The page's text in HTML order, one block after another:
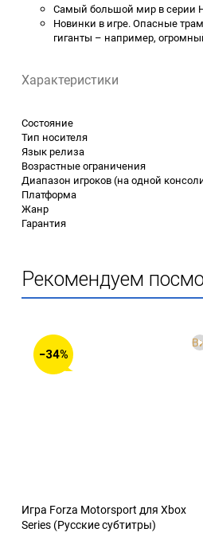
Самый большой мир в серии
Новинки в игре. Опасные
гиганты – например,
Характеристики
Состояние
Тип носителя
Язык релиза
Возрастные ограничения
Диапазон игроков (на одной
Платформа
Жанр
Гарантия
Рекомендуем
−34%
Игра Forza Motorsport для Xbox
Series (Русские субтитры)